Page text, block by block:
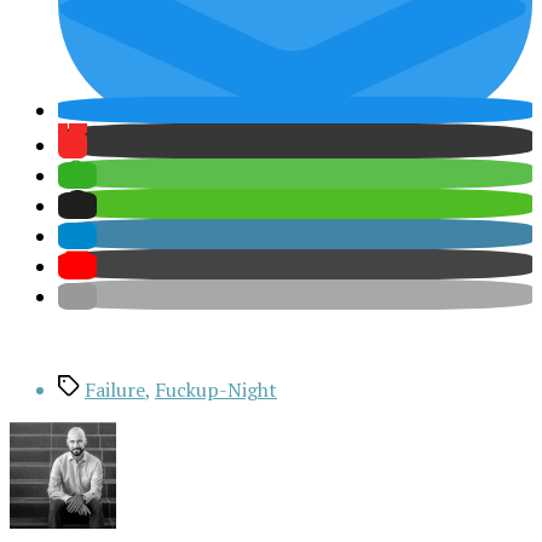
Schlagwörter
Failure, Fuckup-Night